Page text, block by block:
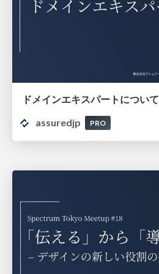
ドメインエキスパートについて
assuredjp
PRO